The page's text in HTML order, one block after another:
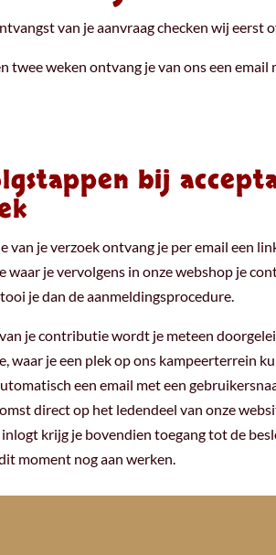
van je aanvraag checken wij eerst
twee weken ontvang je van ons een
bij
van je verzoek ontvang je per email een
waar je vervolgens in onze webshop je
je dan de aanmeldingsprocedure.
je contributie wordt je meteen
waar je een plek op ons kampeerterrein
een email met een
direct op het ledendeel van onze
krijg je bovendien toegang tot de
moment nog aan werken.